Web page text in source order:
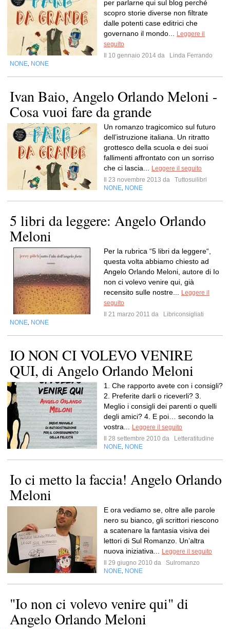
per parlarne qui sul blog perché
scopro storie diverse non filtrate
dalle potenti case editrici che
governano il mondo...
Leggere il
seguito
Il 10 gennaio 2014 da
Linda Ferrando
NONE NONE
Ivan Baio, Angelo Orlando Meloni -
Cosa vuoi fare da grande
Un romanzo tragicomico sul futuro
dell’istruzione italiana. Un ritratto
grottesco della scuola e dei suoi
fallimenti affrontato con un sorriso
che ci lascia...
Leggere il seguito
Il 23 novembre 2013 da
Tuttosuilibri
NONE NONE
5 libri da leggere: Angelo Orlando
Meloni
Per la rubrica “5 libri da leggere“,
questa volta abbiamo chiesto ad
Angelo Orlando Meloni, autore di Io
non ci volevo venire qui, già
recensito sulle nostre...
Leggere il
seguito
Il 21 marzo 2011 da
Libriconsigliati
NONE NONE
IO NON CI VOLEVO VENIRE
QUI, di Angelo Orlando Meloni
1. Che rapporto avete con i consigli?
2. Preferite darli o riceverli? 3.
Meglio i consigli dei parenti o quelli
degli amici? 4. E poi… secondo la
vostra...
Leggere il seguito
Il 28 settembre 2010 da
Letteratitudine
NONE NONE
Io ci metto la faccia! Angelo Orlando
Meloni
E ora vediamo se, oltre alle parole
nero su bianco, gli scrittori riescono
a scatenare la fantasia visiva dei
lettori di Sul Romanzo. Un’altra
nuova iniziativa...
Leggere il seguito
Il 29 giugno 2010 da
Sulromanzo
NONE NONE
"Io non ci volevo venire qui" di
Angelo Orlando Meloni